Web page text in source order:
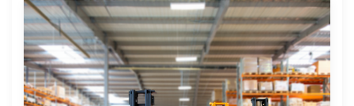
и
с
я